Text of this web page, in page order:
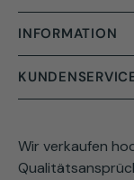
INFORMATION
Wir verkaufen